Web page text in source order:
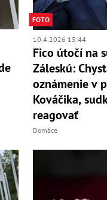
FOTO
10.4.2026 15:44
Fico útočí na
Záleskú:
oznámenie v
Kováčika,
reagovať
Domáce